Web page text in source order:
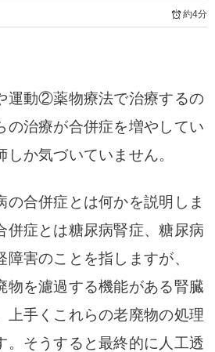
約4分
動②薬物療法で治療するの
の治療が合併症を増やしてい
か気づいていません。
合併症とは何かを説明しま
併症とは糖尿病腎症、糖尿病
害のことを指しますが、
物を濾過する機能がある腎臓
上手くこれらの老廃物の処理
そうすると最終的に人工透